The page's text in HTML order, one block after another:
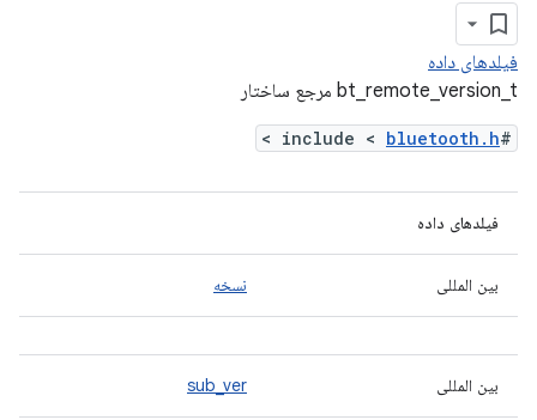
فیلدهای داده
bt_remote_version_t مرجع ساختار
#include <
bluetooth.h
>
فیلدهای داده
بین المللی نسخه
بین المللی sub_ver